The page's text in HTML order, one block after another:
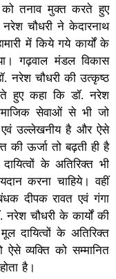
को तनाव मुक्त करते हुए
नरेश चौधरी ने केदारनाथ
में किये गये कार्यों के
गढ़वाल मंडल विकास
नरेश चौधरी की उत्कृष्ठ
हुए कहा कि डॉ. नरेश
सेवाओं से भी जो
उल्लेखनीय है और ऐसे
की ऊर्जा तो बढ़ती ही है
के अतिरिक्त भी
करना चाहिये। वहीं
दीपक रावत एवं गंगा
नरेश चौधरी के कार्यों की
दायित्वों के अतिरिक्त
ऐसे व्यक्ति को सम्मानित
है।